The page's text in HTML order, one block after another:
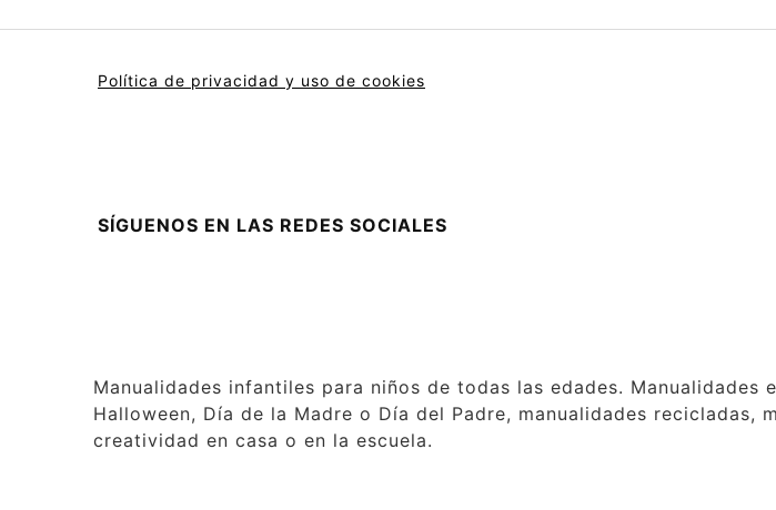
Política de privacidad y uso de cookies
SÍGUENOS EN LAS REDES SOCIALES
Manualidades infantiles para niños de todas las edades.
Halloween, Día de la Madre o Día del Padre, manualidades
creatividad en casa o en la escuela.